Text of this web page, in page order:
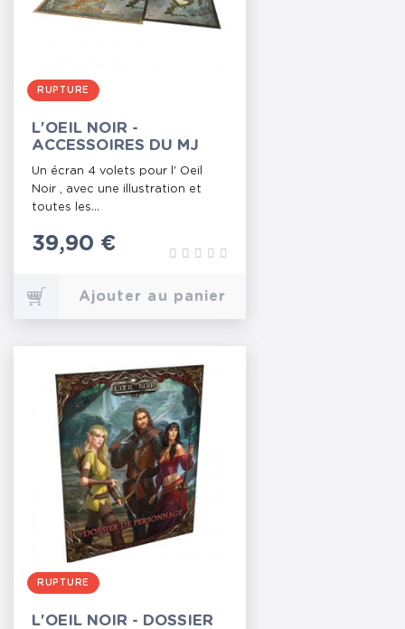
RUPTURE
L'OEIL NOIR -
ACCESSOIRES DU MJ
Un écran 4 volets pour l' Oeil
Noir , avec une illustration et
toutes les...
Prix
39,90 €
Ajouter au panier
RUPTURE
L'OEIL NOIR - DOSSIER